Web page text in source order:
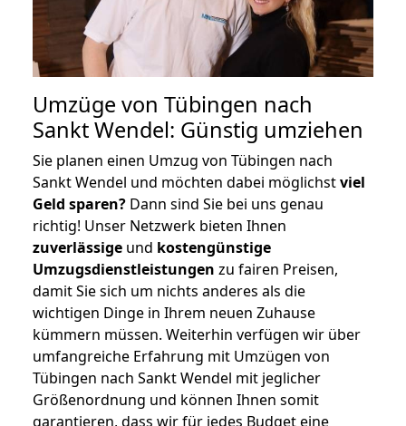
Umzüge von Tübingen nach
Sankt Wendel: Günstig umziehen
Sie planen einen Umzug von Tübingen nach
Sankt Wendel und möchten dabei möglichstviel
Geld sparen? Dann sind Sie bei uns genau
richtig! Unser Netzwerk bieten Ihnen
zuverlässige und kostengünstige
Umzugsdienstleistungen zu fairen Preisen,
damit Sie sich um nichts anderes als die
wichtigen Dinge in Ihrem neuen Zuhause
kümmern müssen. Weiterhin verfügen wir über
umfangreiche Erfahrung mit Umzügen von
Tübingen nach Sankt Wendel mit jeglicher
Größenordnung und können Ihnen somit
garantieren, dass wir für jedes Budget eine